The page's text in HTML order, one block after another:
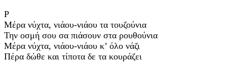
Ρ
Μέρα νύχτα, νιάου-νιάου τα τουζούνια
Την οσμή σου σα πιάσουν στα ρουθούνια
Μέρα νύχτα, νιάου-νιάου κ’ όλο νάζι
Πέρα δώθε και τίποτα δε τα κουράζει